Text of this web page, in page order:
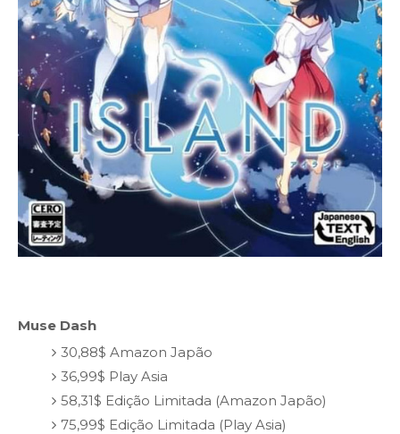
Muse Dash
30,88$ Amazon Japão
36,99$ Play Asia
58,31$ Edição Limitada (Amazon Japão)
75,99$ Edição Limitada (Play Asia)